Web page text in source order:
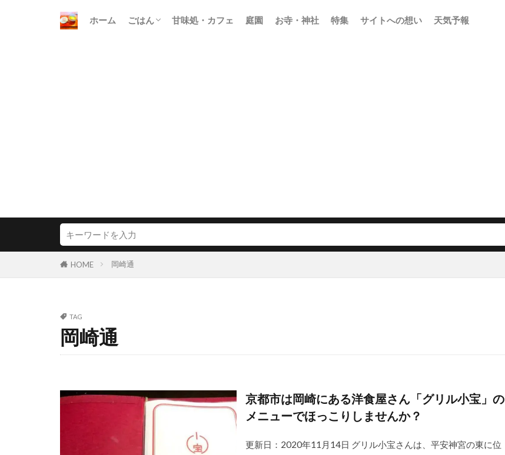
ホーム ごはん 甘味処・カフェ 庭園 お寺・神社 特集 サイトへの想い 天気予報
HOME 岡崎通
TAG
岡崎通
京都市は岡崎にある洋食屋さん「グリル小宝」の
メニューでほっこりしませんか？
更新日：2020年11月14日 グリル小宝さんは、平安神宮の東に位